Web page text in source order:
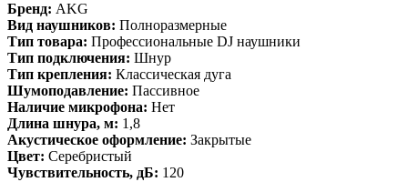
Бренд: AKG
Вид наушников: Полноразмерные
Тип товара: Профессиональные DJ наушники
Тип подключения: Шнур
Тип крепления: Классическая дуга
Шумоподавление: Пассивное
Наличие микрофона: Нет
Длина шнура, м: 1,8
Акустическое оформление: Закрытые
Цвет: Серебристый
Чувствительность, дБ: 120